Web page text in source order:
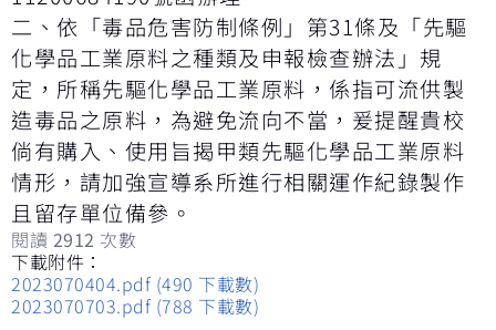
二、依「毒品危害防制條例」第31條及「先驅
化學品工業原料之種類及申報檢查辦法」規
定，所稱先驅化學品工業原料，係指可流供製
造毒品之原料，為避免流向不當，爰提醒貴校
倘有購入、使用旨揭甲類先驅化學品工業原料
情形，請加強宣導系所進行相關運作紀錄製作
且留存單位備參。
閱讀 2912 次數
下載附件：
2023070404.pdf (490 下載數)
2023070703.pdf (788 下載數)